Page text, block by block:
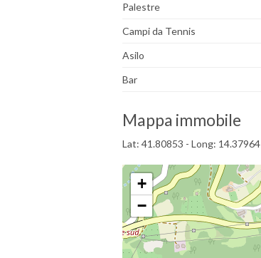
Palestre
Campi da Tennis
Asilo
Bar
Mappa immobile
Lat: 41.80853 - Long: 14.37964
+
−